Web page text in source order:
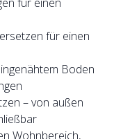
für einen
Boden
– von außen
Wohnbereich,